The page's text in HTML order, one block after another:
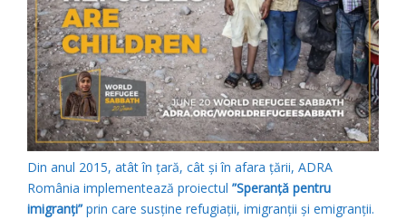
Din anul 2015, atât în țară, cât și în afara țării, ADRA
România implementează proiectul ”Speranță pentru
imigranți”prin care susține refugiații, imigranții și emigranții.